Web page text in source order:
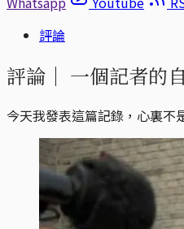
評論
評論｜ 一個記者的
今天我發表這篇記錄，心裏